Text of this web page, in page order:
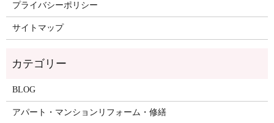
プライバシーポリシー
サイトマップ
BLOG
アパート・マンションリフォーム・修繕